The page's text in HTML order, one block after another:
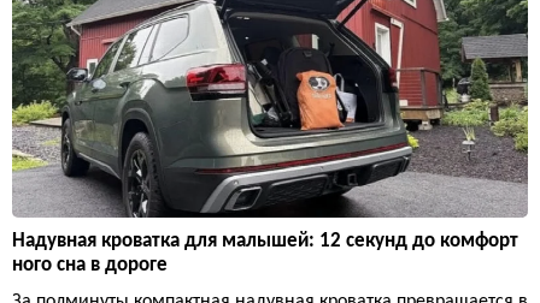
Надувная кроватка для малышей: 12 секунд до комфорт
ного сна в дороге